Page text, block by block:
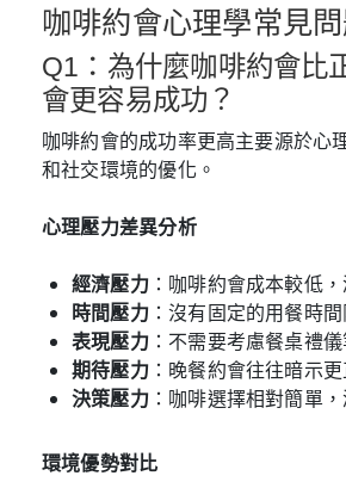
咖啡約會心理學常見
Q1：為什麼咖啡約會比
會更容易成功？
咖啡約會的成功率更高主要源於心
和社交環境的優化。
心理壓力差異分析
經濟壓力：咖啡約會成本較低
時間壓力：沒有固定的用餐時
表現壓力：不需要考慮餐桌禮
期待壓力：晚餐約會往往暗示
決策壓力：咖啡選擇相對簡單
環境優勢對比